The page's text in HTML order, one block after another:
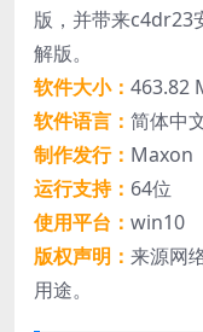
版，并带来c4dr23
解版。
软件大小： 463.82
软件语言： 简体中
制作发行： Maxon
运行支持： 64位
使用平台： win10
版权声明： 来源网
用途。